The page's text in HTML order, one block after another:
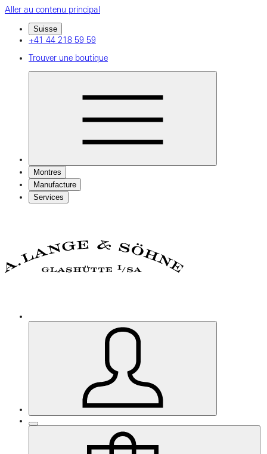
Aller au contenu principal
Suisse
+41 44 218 59 59
Trouver une boutique
Montres
Manufacture
Services